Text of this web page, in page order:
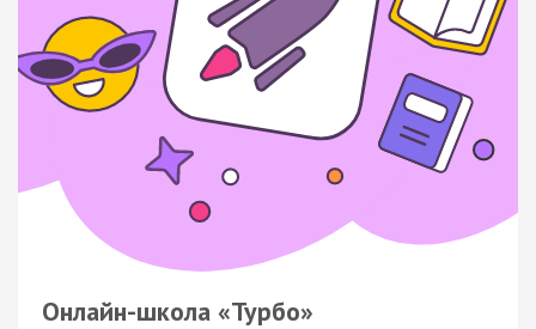
Онлайн-школа «Турбо»